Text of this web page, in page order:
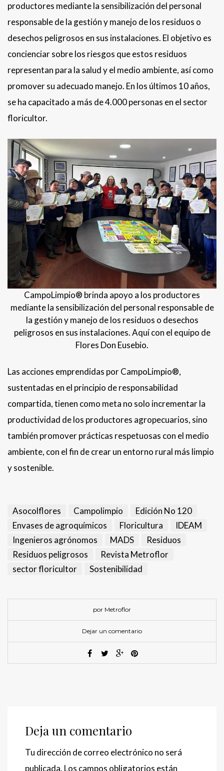
productores mediante la sensibilización del personal
responsable de la gestión y manejo de los residuos o
desechos peligrosos en sus instalaciones. El objetivo es
concienciar sobre los riesgos que estos residuos
representan para la salud y el medio ambiente, así como
promover su adecuado manejo. En los últimos 10 años,
se ha capacitado a más de 4.000 personas en el sector
floricultor.
CampoLimpio® brinda apoyo a los productores
mediante la sensibilización del personal responsable de
la gestión y manejo de los residuos o desechos
peligrosos en sus instalaciones. Aquí con el equipo de
Flores Don Eusebio.
Las acciones emprendidas por CampoLimpio®,
sustentadas en el principio de responsabilidad
compartida, tienen como meta no solo incrementar la
productividad de los productores agropecuarios, sino
también promover prácticas respetuosas con el medio
ambiente, con el fin de crear un entorno rural más limpio
y sostenible.
Asocolflores Campolimpio
Edición No 120
Envases de agroquímicos
Floricultura
IDEAM
Ingenieros agrónomos
MADS
Residuos
Residuos peligrosos
Revista Metroflor
sector floricultor
Sostenibilidad
por Metroflor
Dejar un comentario
Deja un comentario
Tu dirección de correo electrónico no será
publicada. Los campos obligatorios están